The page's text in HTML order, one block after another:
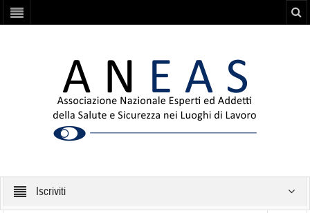
Iscriviti